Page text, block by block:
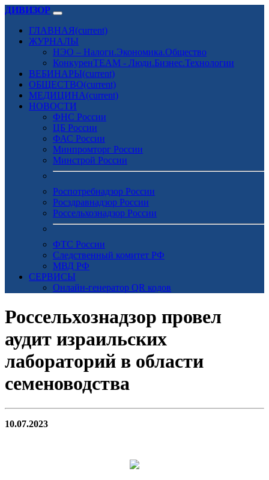
ДИВИЗОР
ГЛАВНАЯ(current)
ЖУРНАЛЫ
НЭО – Налоги.Экономика.Общество
КонкуренTEAM - Люди.Бизнес.Технологии
ВЕБИНАРЫ(current)
ОБЩЕСТВО(current)
МЕДИЦИНА(current)
НОВОСТИ
ФНС России
ЦБ России
ФАС России
Минпромторг России
Минстрой России
Роспотребнадзор России
Росздравнадзор России
Россельхознадзор России
ФТС России
Следственный комитет РФ
МВД РФ
СЕРВИСЫ
Онлайн-генератор QR кодов
Россельхознадзор провел
аудит израильских
лабораторий в области
семеноводства
10.07.2023